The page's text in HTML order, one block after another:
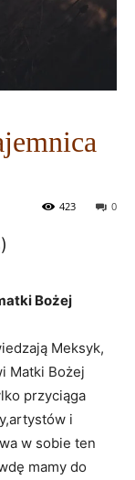
0
423
‍Bożej
Meksyk,
Matki ⁢Bożej
przyciąga
i
w‌ sobie ‌ten
mamy do